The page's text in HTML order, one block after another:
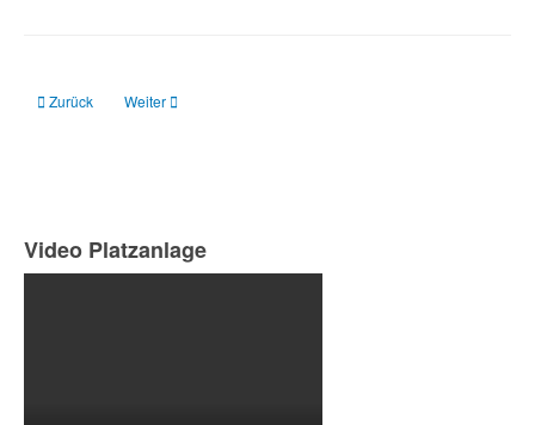
Vorheriger Beitrag: Vereinssatzung
Zurück Nächster Beitrag: Datenschutz
Weiter
Video Platzanlage